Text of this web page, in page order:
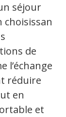
séjour
de
l’échange
réduire
en
et